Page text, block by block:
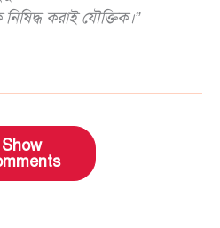
করাই যৌক্তিক।”
Show